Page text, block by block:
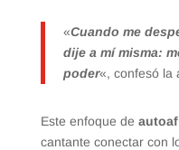
«Cuando me
dije a mí misma:
poder«, confesó la
Este enfoque de
cantante conectar con